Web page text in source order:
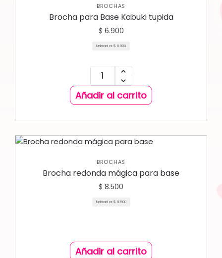
BROCHAS
Brocha para Base Kabuki tupida
$ 6.900
Unidad a: $ 6.900
Añadir al carrito
BROCHAS
Brocha redonda mágica para base
$ 8.500
Unidad a: $ 8.500
Añadir al carrito